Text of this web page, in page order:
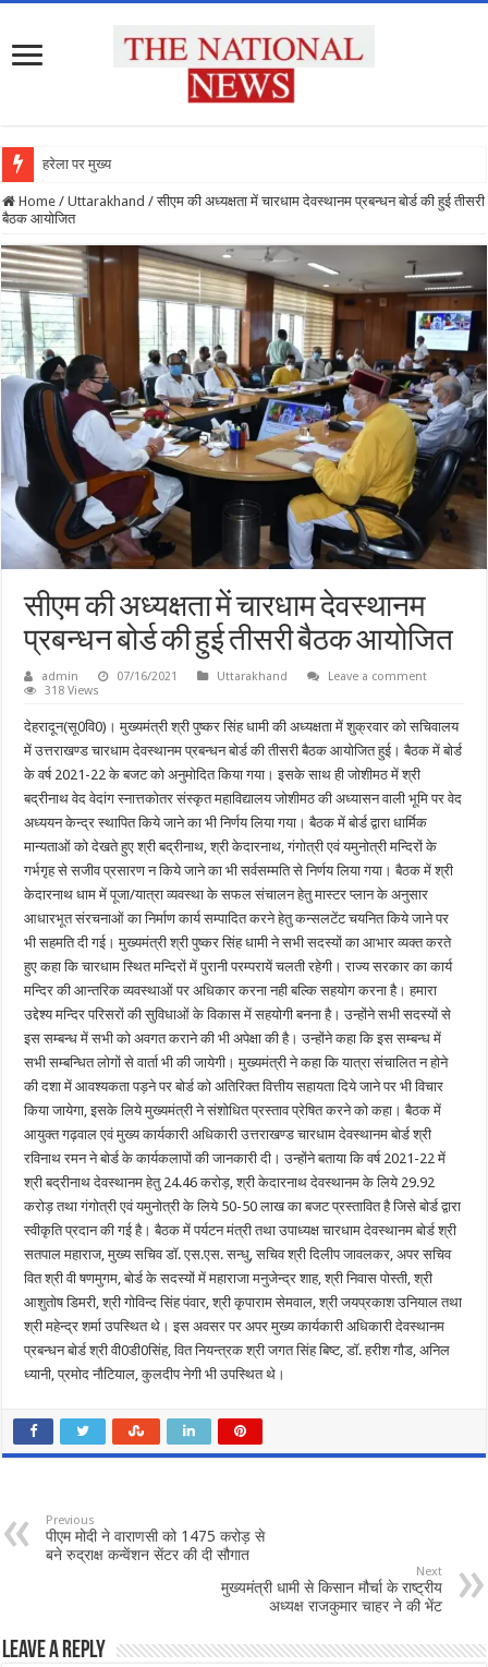
हरेला पर मुख्यमंत्री न
Home / Uttarakhand / सीएम की अध्यक्षता में चारधाम देवस्थानम प्रबन्धन बोर्ड की हुई तीसरी
बैठक आयोजित
सीएम की अध्यक्षता में चारधाम देवस्थानम
प्रबन्धन बोर्ड की हुई तीसरी बैठक आयोजित
admin 07/16/2021 Uttarakhand
Leave a comment
318 Views
देहरादून(सू0वि0)। मुख्यमंत्री श्री पुष्कर सिंह धामी की अध्यक्षता में शुक्रवार को सचिवालय
में उत्तराखण्ड चारधाम देवस्थानम प्रबन्धन बोर्ड की तीसरी बैठक आयोजित हुई। बैठक में बोर्ड
के वर्ष 2021-22 के बजट को अनुमोदित किया गया। इसके साथ ही जोशीमठ में श्री
बद्रीनाथ वेद वेदांग स्नात्तकोतर संस्कृत महाविद्यालय जोशीमठ की अध्यासन वाली भूमि पर वेद
अध्ययन केन्द्र स्थापित किये जाने का भी निर्णय लिया गया। बैठक में बोर्ड द्वारा धार्मिक
मान्यताओं को देखते हुए श्री बद्रीनाथ, श्री केदारनाथ, गंगोत्री एवं यमुनोत्री मन्दिरों के
गर्भगृह से सजीव प्रसारण न किये जाने का भी सर्वसम्मति से निर्णय लिया गया। बैठक में श्री
केदारनाथ धाम में पूजा/यात्रा व्यवस्था के सफल संचालन हेतु मास्टर प्लान के अनुसार
आधारभूत संरचनाओं का निर्माण कार्य सम्पादित करने हेतु कन्सलटेंट चयनित किये जाने पर
भी सहमति दी गई। मुख्यमंत्री श्री पुष्कर सिंह धामी ने सभी सदस्यों का आभार व्यक्त करते
हुए कहा कि चारधाम स्थित मन्दिरों में पुरानी परम्परायें चलती रहेगी। राज्य सरकार का कार्य
मन्दिर की आन्तरिक व्यवस्थाओं पर अधिकार करना नही बल्कि सहयोग करना है। हमारा
उद्देश्य मन्दिर परिसरों की सुविधाओं के विकास में सहयोगी बनना है। उन्होंने सभी सदस्यों से
इस सम्बन्ध में सभी को अवगत कराने की भी अपेक्षा की है। उन्होंने कहा कि इस सम्बन्ध में
सभी सम्बन्धित लोगों से वार्ता भी की जायेगी। मुख्यमंत्री ने कहा कि यात्रा संचालित न होने
की दशा में आवश्यकता पड़ने पर बोर्ड को अतिरिक्त वित्तीय सहायता दिये जाने पर भी विचार
किया जायेगा, इसके लिये मुख्यमंत्री ने संशोधित प्रस्ताव प्रेषित करने को कहा। बैठक में
आयुक्त गढ़वाल एवं मुख्य कार्यकारी अधिकारी उत्तराखण्ड चारधाम देवस्थानम बोर्ड श्री
रविनाथ रमन ने बोर्ड के कार्यकलापों की जानकारी दी। उन्होंने बताया कि वर्ष 2021-22 में
श्री बद्रीनाथ देवस्थानम हेतु 24.46 करोड़, श्री केदारनाथ देवस्थानम के लिये 29.92
करोड़ तथा गंगोत्री एवं यमुनोत्री के लिये 50-50 लाख का बजट प्रस्तावित है जिसे बोर्ड द्वारा
स्वीकृति प्रदान की गई है। बैठक में पर्यटन मंत्री तथा उपाध्यक्ष चारधाम देवस्थानम बोर्ड श्री
सतपाल महाराज, मुख्य सचिव डॉ. एस.एस. सन्धु, सचिव श्री दिलीप जावलकर, अपर सचिव
वित श्री वी षणमुगम, बोर्ड के सदस्यों में महाराजा मनुजेन्द्र शाह, श्री निवास पोस्ती, श्री
आशुतोष डिमरी, श्री गोविन्द सिंह पंवार, श्री कृपाराम सेमवाल, श्री जयप्रकाश उनियाल तथा
श्री महेन्द्र शर्मा उपस्थित थे। इस अवसर पर अपर मुख्य कार्यकारी अधिकारी देवस्थानम
प्रबन्धन बोर्ड श्री वी0डी0सिंह, वित नियन्त्रक श्री जगत सिंह बिष्ट, डॉ. हरीश गौड, अनिल
ध्यानी, प्रमोद नौटियाल, कुलदीप नेगी भी उपस्थित थे।
Previous
पीएम मोदी ने वाराणसी को 1475 करोड़ से
बने रुद्राक्ष कन्‍वेंशन सेंटर की दी सौगात
Next
मुख्यमंत्री धामी से किसान मौर्चा के राष्ट्रीय
अध्यक्ष राजकुमार चाहर ने की भेंट
Leave a Reply